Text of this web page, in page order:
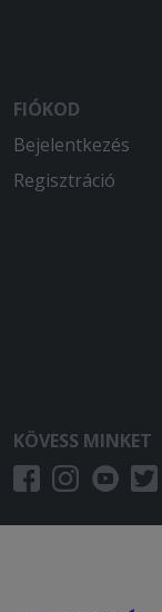
FIÓKOD
Bejelentkezés
Regisztráció
KÖVESS MINKET